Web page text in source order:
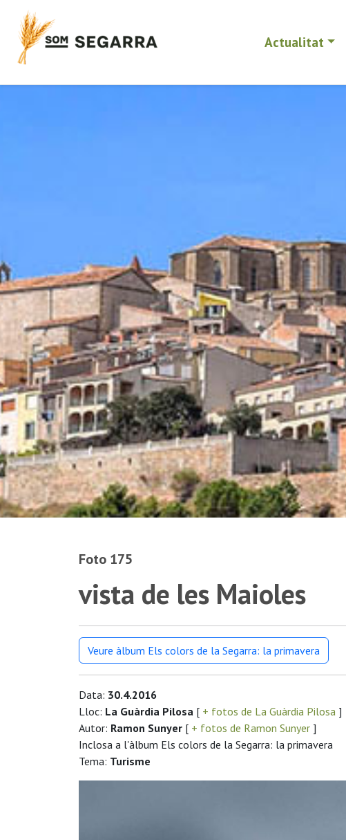
Actualitat
Foto 175
vista de les Maioles
Veure àlbum Els colors de la Segarra: la primavera
Data: 30.4.2016
Lloc: La Guàrdia Pilosa [ + fotos de La Guàrdia Pilosa ]
Autor: Ramon Sunyer [ + fotos de Ramon Sunyer ]
Inclosa a l'àlbum Els colors de la Segarra: la primavera
Tema: Turisme